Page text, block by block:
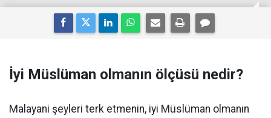
İyi Müslüman olmanın ölçüsü nedir?
Malayani şeyleri terk etmenin, iyi Müslüman olmanın